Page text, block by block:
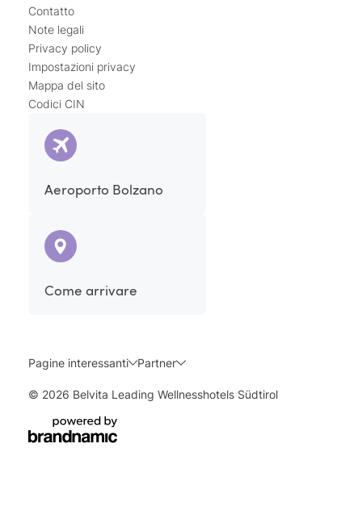
Contatto
Note legali
Privacy policy
Impostazioni privacy
Mappa del sito
Codici CIN
Aeroporto Bolzano
Come arrivare
Pagine interessanti Partner
© 2026 Belvita Leading Wellnesshotels Südtirol